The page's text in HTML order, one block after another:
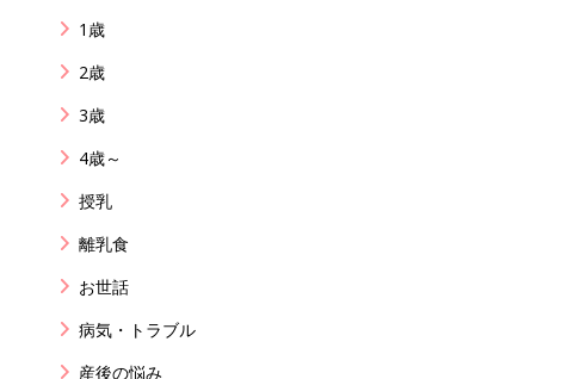
1歳
2歳
3歳
4歳～
授乳
離乳食
お世話
病気・トラブル
産後の悩み